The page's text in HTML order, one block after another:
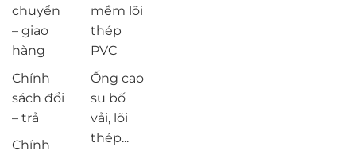
chuyển
– giao
hàng
Chính
sách đổi
– trả
Chính
mềm lõi
thép
PVC
Ống cao
su bố
vải, lõi
thép...